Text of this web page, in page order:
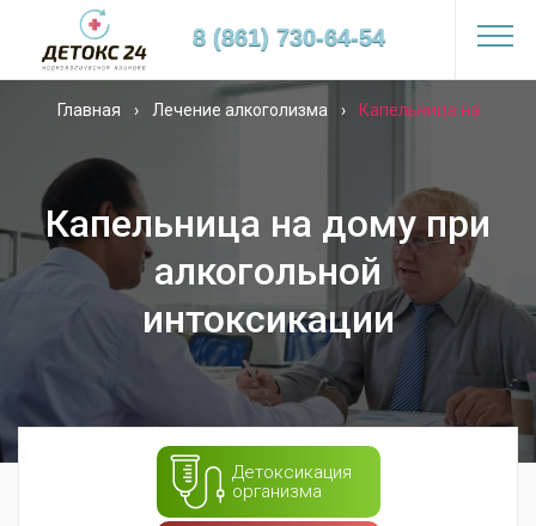
8 (861) 730-64-54
Главная › Лечение алкоголизма › Капельница на
Капельница на дому при
алкогольной
интоксикации
Детоксикация
организма